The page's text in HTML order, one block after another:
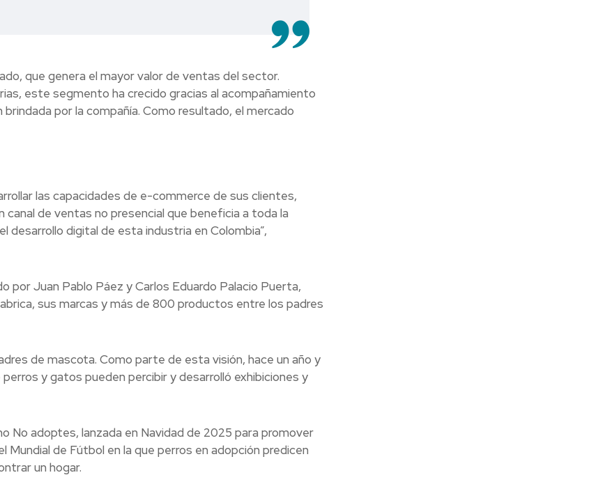
que genera el mayor valor de ventas del sector.
este segmento ha crecido gracias al acompañamiento
por la compañía. Como resultado, el mercado
las capacidades de e-commerce de sus clientes,
de ventas no presencial que beneficia a toda la
desarrollo digital de esta industria en Colombia”,
Juan Pablo Páez y Carlos Eduardo Palacio Puerta,
sus marcas y más de 800 productos entre los padres
de mascota. Como parte de esta visión, hace un año y
y gatos pueden percibir y desarrolló exhibiciones y
No adoptes, lanzada en Navidad de 2025 para promover
Mundial de Fútbol en la que perros en adopción predicen
un hogar.